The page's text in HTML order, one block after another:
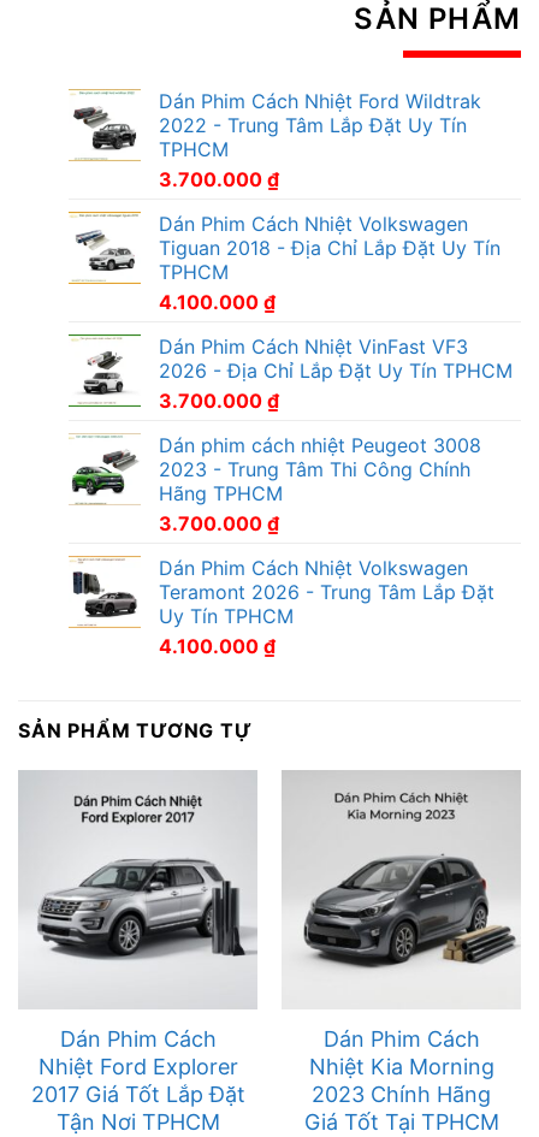
SẢN PHẨM
Dán Phim Cách Nhiệt Ford Wildtrak
2022 - Trung Tâm Lắp Đặt Uy Tín
TPHCM
3.700.000 ₫
Dán Phim Cách Nhiệt Volkswagen
Tiguan 2018 - Địa Chỉ Lắp Đặt Uy Tín
TPHCM
4.100.000 ₫
Dán Phim Cách Nhiệt VinFast VF3
2026 - Địa Chỉ Lắp Đặt Uy Tín TPHCM
3.700.000 ₫
Dán phim cách nhiệt Peugeot 3008
2023 - Trung Tâm Thi Công Chính
Hãng TPHCM
3.700.000 ₫
Dán Phim Cách Nhiệt Volkswagen
Teramont 2026 - Trung Tâm Lắp Đặt
Uy Tín TPHCM
4.100.000 ₫
SẢN PHẨM TƯƠNG TỰ
Dán Phim Cách
Nhiệt Ford Explorer
2017 Giá Tốt Lắp Đặt
Tận Nơi TPHCM
Dán Phim Cách
Nhiệt Kia Morning
2023 Chính Hãng
Giá Tốt Tại TPHCM